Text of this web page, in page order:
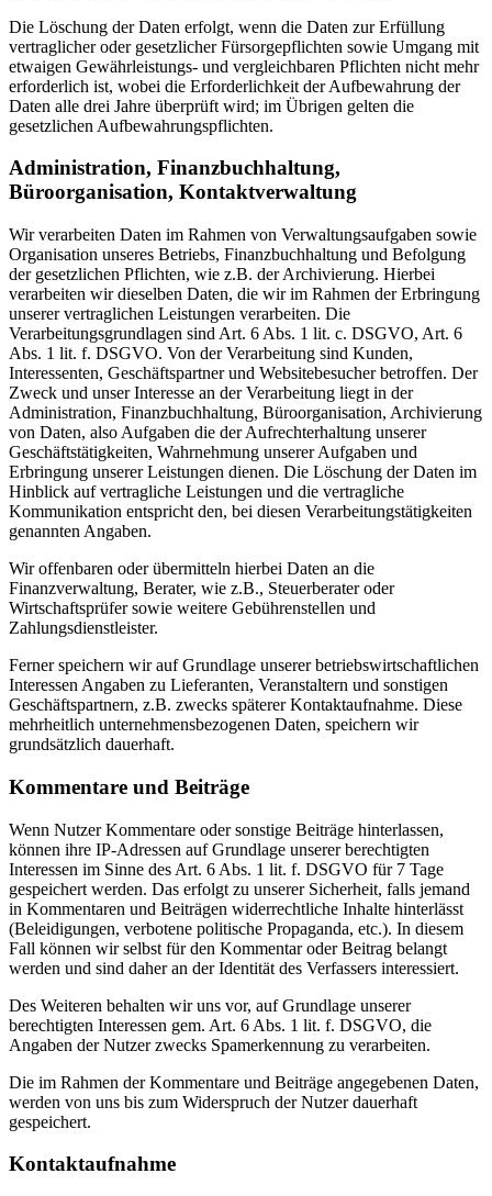
Die Löschung der Daten erfolgt, wenn die Daten zur Erfüllung
vertraglicher oder gesetzlicher Fürsorgepflichten sowie Umgang mit
etwaigen Gewährleistungs- und vergleichbaren Pflichten nicht mehr
erforderlich ist, wobei die Erforderlichkeit der Aufbewahrung der
Daten alle drei Jahre überprüft wird; im Übrigen gelten die
gesetzlichen Aufbewahrungspflichten.
Administration, Finanzbuchhaltung,
Büroorganisation, Kontaktverwaltung
Wir verarbeiten Daten im Rahmen von Verwaltungsaufgaben sowie
Organisation unseres Betriebs, Finanzbuchhaltung und Befolgung
der gesetzlichen Pflichten, wie z.B. der Archivierung. Hierbei
verarbeiten wir dieselben Daten, die wir im Rahmen der Erbringung
unserer vertraglichen Leistungen verarbeiten. Die
Verarbeitungsgrundlagen sind Art. 6 Abs. 1 lit. c. DSGVO, Art. 6
Abs. 1 lit. f. DSGVO. Von der Verarbeitung sind Kunden,
Interessenten, Geschäftspartner und Websitebesucher betroffen. Der
Zweck und unser Interesse an der Verarbeitung liegt in der
Administration, Finanzbuchhaltung, Büroorganisation, Archivierung
von Daten, also Aufgaben die der Aufrechterhaltung unserer
Geschäftstätigkeiten, Wahrnehmung unserer Aufgaben und
Erbringung unserer Leistungen dienen. Die Löschung der Daten im
Hinblick auf vertragliche Leistungen und die vertragliche
Kommunikation entspricht den, bei diesen Verarbeitungstätigkeiten
genannten Angaben.
Wir offenbaren oder übermitteln hierbei Daten an die
Finanzverwaltung, Berater, wie z.B., Steuerberater oder
Wirtschaftsprüfer sowie weitere Gebührenstellen und
Zahlungsdienstleister.
Ferner speichern wir auf Grundlage unserer betriebswirtschaftlichen
Interessen Angaben zu Lieferanten, Veranstaltern und sonstigen
Geschäftspartnern, z.B. zwecks späterer Kontaktaufnahme. Diese
mehrheitlich unternehmensbezogenen Daten, speichern wir
grundsätzlich dauerhaft.
Kommentare und Beiträge
Wenn Nutzer Kommentare oder sonstige Beiträge hinterlassen,
können ihre IP-Adressen auf Grundlage unserer berechtigten
Interessen im Sinne des Art. 6 Abs. 1 lit. f. DSGVO für 7 Tage
gespeichert werden. Das erfolgt zu unserer Sicherheit, falls jemand
in Kommentaren und Beiträgen widerrechtliche Inhalte hinterlässt
(Beleidigungen, verbotene politische Propaganda, etc.). In diesem
Fall können wir selbst für den Kommentar oder Beitrag belangt
werden und sind daher an der Identität des Verfassers interessiert.
Des Weiteren behalten wir uns vor, auf Grundlage unserer
berechtigten Interessen gem. Art. 6 Abs. 1 lit. f. DSGVO, die
Angaben der Nutzer zwecks Spamerkennung zu verarbeiten.
Die im Rahmen der Kommentare und Beiträge angegebenen Daten,
werden von uns bis zum Widerspruch der Nutzer dauerhaft
gespeichert.
Kontaktaufnahme